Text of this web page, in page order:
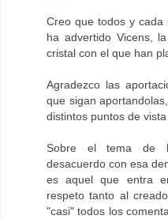
Creo que todos y cada
ha advertido Vicens,
cristal con el que han
Agradezco las
que sigan
distintos puntos de
Sobre el tema de
desacuerdo con esa
es aquel que entra
respeto tanto al
"casi" todos los